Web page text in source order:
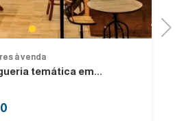
1
à venda
temática em...
Next